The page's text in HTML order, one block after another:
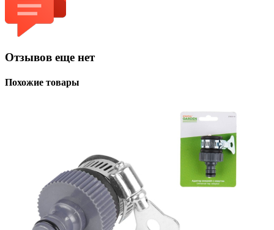
Отзывов еще нет
Похожие товары